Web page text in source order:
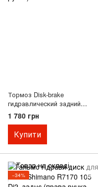
Тормоз Disk-brake
гидравлический задний
(F180/R160мм), чёрный BR-
M447/BL-M445 (левая ручка)
1 780 грн
Купити
−34%